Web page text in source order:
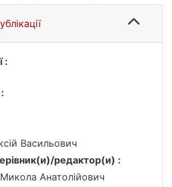
:
Васильович
редактор(и) :
Анатолійович